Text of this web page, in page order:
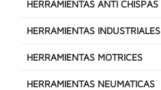
HERRAMIENTAS ANTI CHISPAS
HERRAMIENTAS INDUSTRIALES
HERRAMIENTAS MOTRICES
HERRAMIENTAS NEUMATICAS